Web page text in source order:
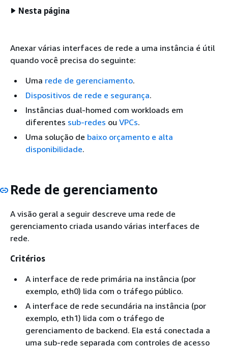
Nesta página
Anexar várias interfaces de rede a uma instância é útil
quando você precisa do seguinte:
Uma rede de gerenciamento.
Dispositivos de rede e segurança.
Instâncias dual-homed com workloads em
diferentes sub-redes ou VPCs.
Uma solução de baixo orçamento e alta
disponibilidade.
Rede de gerenciamento
A visão geral a seguir descreve uma rede de
gerenciamento criada usando várias interfaces de
rede.
Critérios
A interface de rede primária na instância (por
exemplo, eth0) lida com o tráfego público.
A interface de rede secundária na instância (por
exemplo, eth1) lida com o tráfego de
gerenciamento de backend. Ela está conectada a
uma sub-rede separada com controles de acesso